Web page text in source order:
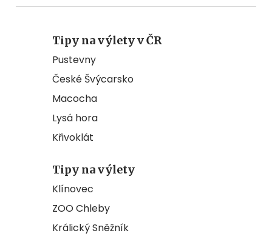
Tipy na výlety v ČR
Pustevny
České Švýcarsko
Macocha
Lysá hora
Křivoklát
Tipy na výlety
Klínovec
ZOO Chleby
Králický Sněžník